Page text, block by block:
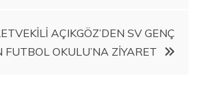
AÇIKGÖZ’DEN SV GENÇ
FUTBOL OKULU’NA ZİYARET